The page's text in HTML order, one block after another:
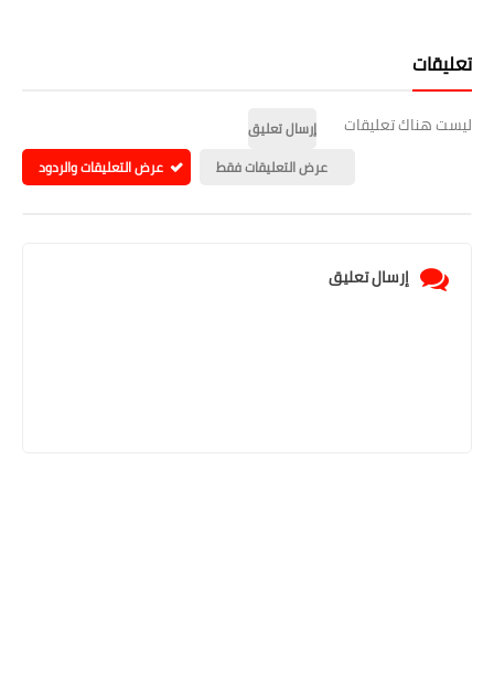
تعليقات
ليست هناك تعليقات
إرسال تعليق
عرض التعليقات فقط
عرض التعليقات والردود
إرسال تعليق